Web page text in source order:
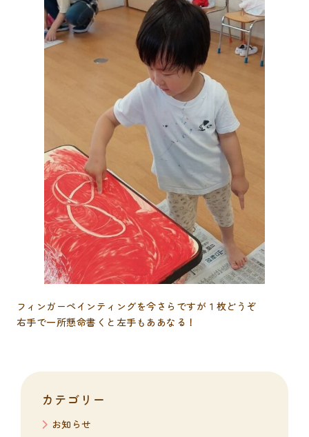
フィンガーペインティングを今さらですが１枚どうぞ
右手で一所懸命書くと左手もああなる！
カテゴリー
お知らせ